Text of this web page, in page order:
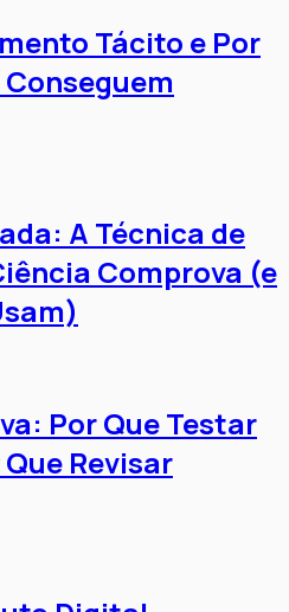
Tácito e Por
A Técnica de
Comprova (e
Por Que Testar
Revisar